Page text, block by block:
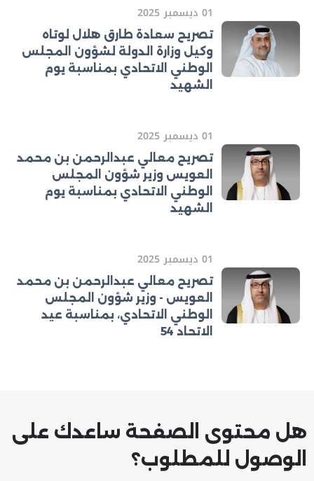
01 ديسمبر 2025
تصريح سعادة طارق هلال لوتاه
وكيل وزارة الدولة لشؤون المجلس
الوطني الاتحادي بمناسبة يوم
الشهيد
01 ديسمبر 2025
تصريح معالي عبدالرحمن بن محمد
العويس وزير شؤون المجلس
الوطني الاتحادي بمناسبة يوم
الشهيد
01 ديسمبر 2025
تصريح معالي عبدالرحمن بن محمد
العويس - وزير شؤون المجلس
الوطني الاتحادي، بمناسبة عيد
الاتحاد 54
هل محتوى الصفحة ساعدك على
الوصول للمطلوب؟